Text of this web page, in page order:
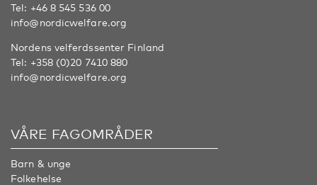
Tel: +46 8 545 536 00
info@nordicwelfare.org
Nordens velferdssenter Finland
Tel: +358 (0)20 7410 880
info@nordicwelfare.org
VÅRE FAGOMRÅDER
Barn & unge
Folkehelse